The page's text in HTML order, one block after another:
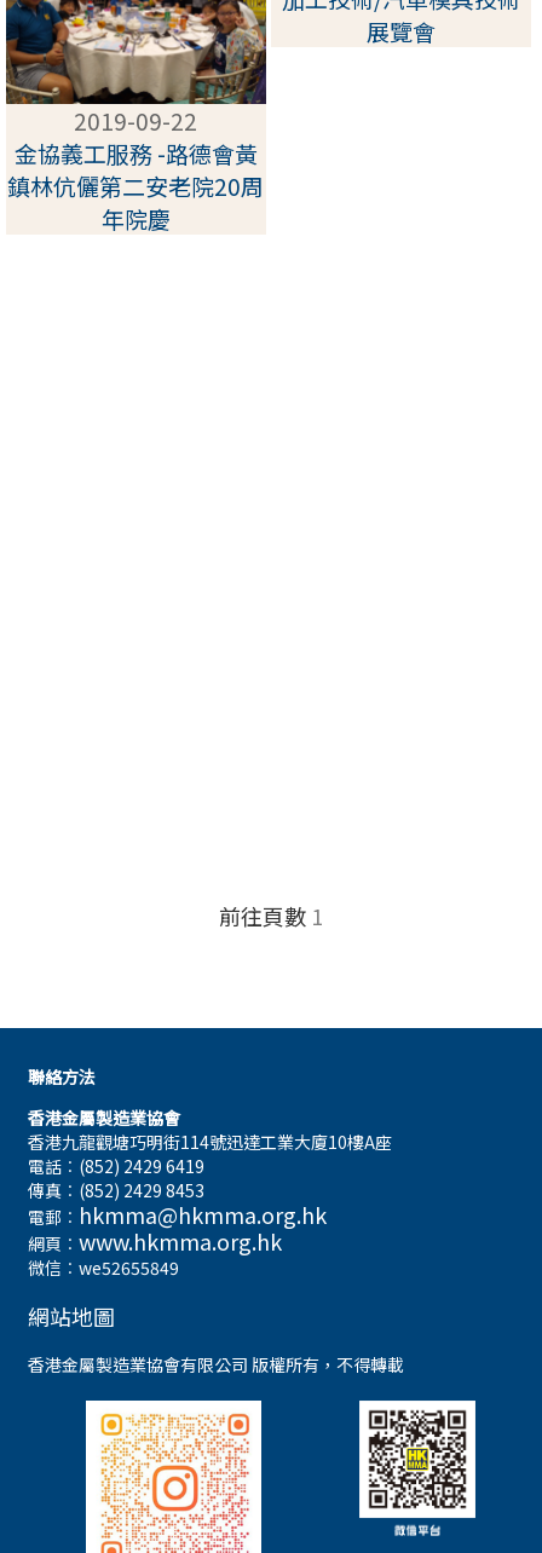
2019-09-22
金協義工服務 -路德會黃
鎮林伉儷第二安老院20周
年院慶
展覽會
前往頁數 1
聯絡方法
香港金屬製造業協會
香港九龍觀塘巧明街114號迅達工業大廈10樓A座
電話︰(852) 2429 6419
傳真︰(852) 2429 8453
電郵︰ hkmma@hkmma.org.hk
網頁︰ www.hkmma.org.hk
微信︰we52655849
網站地圖
香港金屬製造業協會有限公司 版權所有，不得轉載